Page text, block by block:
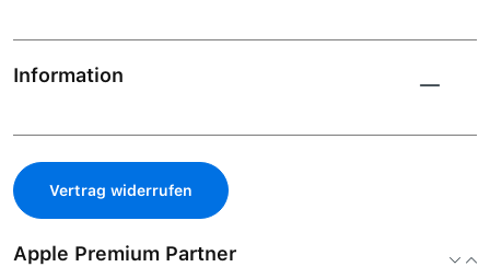
Information
Vertrag widerrufen
Apple Premium Partner